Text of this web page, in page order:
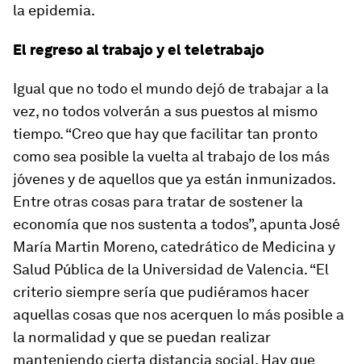
la epidemia.
El regreso al trabajo y el teletrabajo
Igual que no todo el mundo dejó de trabajar a la
vez, no todos volverán a sus puestos al mismo
tiempo. “Creo que hay que facilitar tan pronto
como sea posible la vuelta al trabajo de los más
jóvenes y de aquellos que ya están inmunizados.
Entre otras cosas para tratar de sostener la
economía que nos sustenta a todos”, apunta José
María Martin Moreno, catedrático de Medicina y
Salud Pública de la Universidad de Valencia. “El
criterio siempre sería que pudiéramos hacer
aquellas cosas que nos acerquen lo más posible a
la normalidad y que se puedan realizar
manteniendo cierta distancia social. Hay que